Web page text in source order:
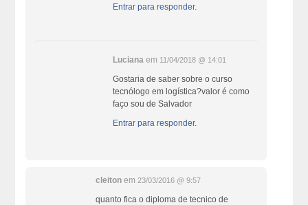
Entrar para responder.
Luciana em 11/04/2018 @ 14:01
Gostaria de saber sobre o curso
tecnólogo em logística?valor é como
faço sou de Salvador
Entrar para responder.
cleiton em 23/03/2016 @ 9:57
quanto fica o diploma de tecnico de